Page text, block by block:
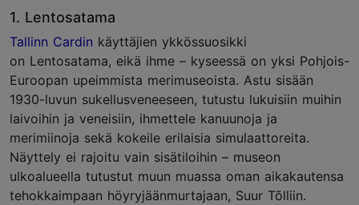
1. Lentosatama
Tallinn Cardin käyttäjien ykkössuosikki
on Lentosatama, eikä ihme – kyseessä on yksi Pohjois-
Euroopan upeimmista merimuseoista. Astu sisään
1930-luvun sukellusveneeseen, tutustu lukuisiin muihin
laivoihin ja veneisiin, ihmettele kanuunoja ja
merimiinoja sekä kokeile erilaisia simulaattoreita.
Näyttely ei rajoitu vain sisätiloihin – museon
ulkoalueella tutustut muun muassa oman aikakautensa
tehokkaimpaan höyryjäänmurtajaan, Suur Tõlliin.